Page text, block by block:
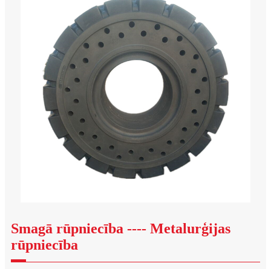
Smagā rūpniecība ---- Metalurģijas
rūpniecība